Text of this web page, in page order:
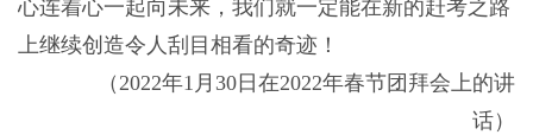
心连着心一起向未来，我们就一定能在新的赶考之路
上继续创造令人刮目相看的奇迹！
（2022年1月30日在2022年春节团拜会上的讲
话）